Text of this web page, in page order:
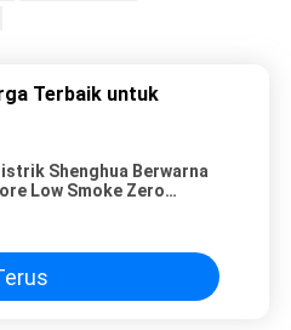
Terbaik untuk
Shenghua Berwarna
Low Smoke Zero